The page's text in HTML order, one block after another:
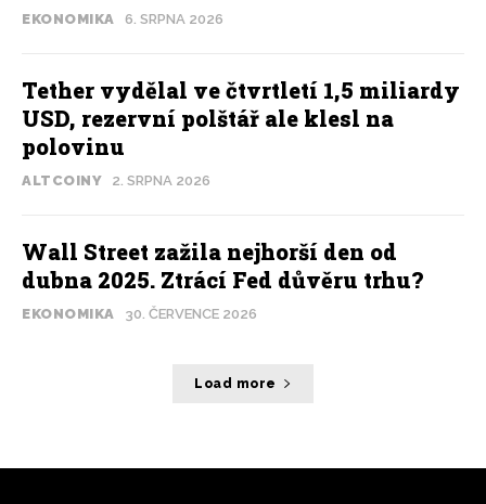
EKONOMIKA 6. SRPNA 2026
Tether vydělal ve čtvrtletí 1,5 miliardy
USD, rezervní polštář ale klesl na
polovinu
ALTCOINY 2. SRPNA 2026
Wall Street zažila nejhorší den od
dubna 2025. Ztrácí Fed důvěru trhu?
EKONOMIKA 30. ČERVENCE 2026
Load more